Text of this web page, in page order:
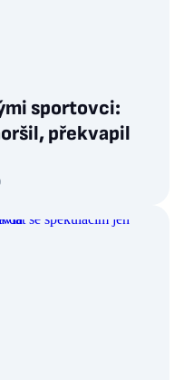
sportovci:
překvapil